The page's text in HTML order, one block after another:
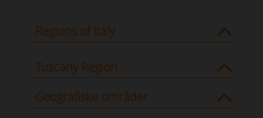
Regions of Italy
Tuscany Region
Geografiske områder